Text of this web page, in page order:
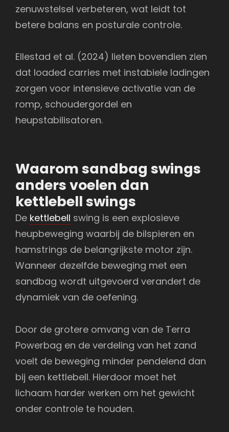
zenuwstelsel verbeteren, wat leidt tot
betere balans en posturale controle.
Ellestad et al. (2024) lieten bovendien zien
dat loaded carries met instabiele ladingen
zorgen voor intensieve activatie van de
romp, schoudergordel en
heupstabilisatoren.
Waarom sandbag swings
anders voelen dan
kettlebell swings
De kettlebell swing is een explosieve
heupbeweging waarbij de bilspieren en
hamstrings de belangrijkste motor zijn.
Wanneer dezelfde beweging met een
sandbag wordt uitgevoerd verandert de
dynamiek van de oefening.
Door de grotere omvang van de Terra
Powerbag en de verdeling van het zand
voelt de beweging minder pendelend dan
bij een kettlebell. Hierdoor moet het
lichaam harder werken om het gewicht
onder controle te houden.